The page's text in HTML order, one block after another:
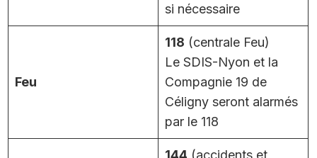
si nécessaire
Feu
118 (centrale Feu)
Le SDIS-Nyon et la
Compagnie 19 de
Céligny seront alarmés
par le 118
144 (accidents et